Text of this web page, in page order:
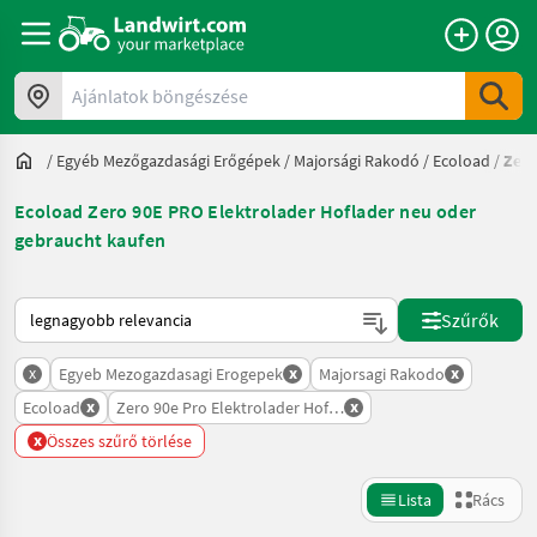
Ajánlatok böngészése
/ Egyéb Mezőgazdasági Erőgépek / Majorsági Rakodó / Ecoload /
Ecoload Zero 90E PRO Elektrolader Hoflader neu oder
gebraucht kaufen
Így van sorba rendezve a Landwirt.com-on
Szűrők
x Egyeb Mezogazdasagi Erogepek x Majorsagi Rakodo x
Ecoload x Zero 90e Pro Elektrolader Hoflader
x
x Összes szűrő törlése
Lista Rács